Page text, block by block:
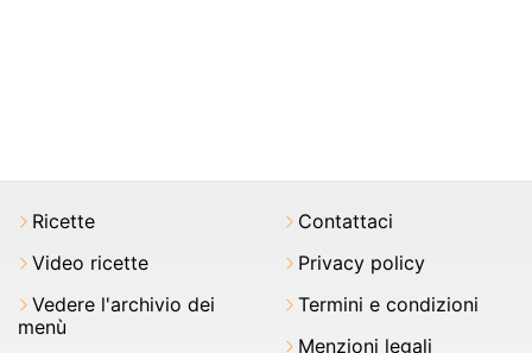
Ricette
Video ricette
Vedere l'archivio dei
menù
Contattaci
Privacy policy
Termini e condizioni
Menzioni legali